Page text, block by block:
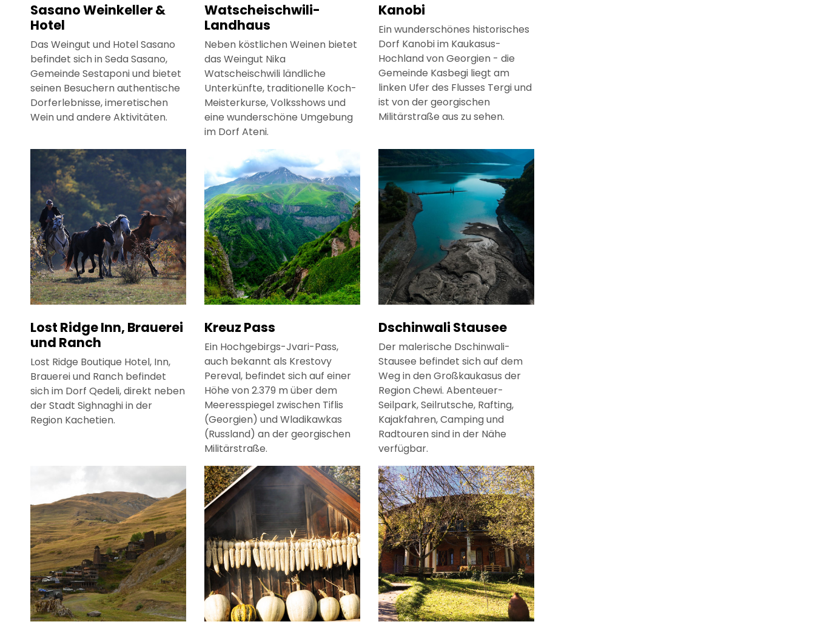
Sasano Weinkeller &
Hotel
Das Weingut und Hotel Sasano
befindet sich in Seda Sasano,
Gemeinde Sestaponi und bietet
seinen Besuchern authentische
Dorferlebnisse, imeretischen
Wein und andere Aktivitäten.
Watscheischwili-
Landhaus
Neben köstlichen Weinen bietet
das Weingut Nika
Watscheischwili ländliche
Unterkünfte, traditionelle Koch-
Meisterkurse, Volksshows und
eine wunderschöne Umgebung
im Dorf Ateni.
Kanobi
Ein wunderschönes historisches
Dorf Kanobi im Kaukasus-
Hochland von Georgien - die
Gemeinde Kasbegi liegt am
linken Ufer des Flusses Tergi und
ist von der georgischen
Militärstraße aus zu sehen.
Lost Ridge Inn, Brauerei
und Ranch
Lost Ridge Boutique Hotel, Inn,
Brauerei und Ranch befindet
sich im Dorf Qedeli, direkt neben
der Stadt Sighnaghi in der
Region Kachetien.
Kreuz Pass
Ein Hochgebirgs-Jvari-Pass,
auch bekannt als Krestovy
Pereval, befindet sich auf einer
Höhe von 2.379 m über dem
Meeresspiegel zwischen Tiflis
(Georgien) und Wladikawkas
(Russland) an der georgischen
Militärstraße.
Dschinwali Stausee
Der malerische Dschinwali-
Stausee befindet sich auf dem
Weg in den Großkaukasus der
Region Chewi. Abenteuer-
Seilpark, Seilrutsche, Rafting,
Kajakfahren, Camping und
Radtouren sind in der Nähe
verfügbar.